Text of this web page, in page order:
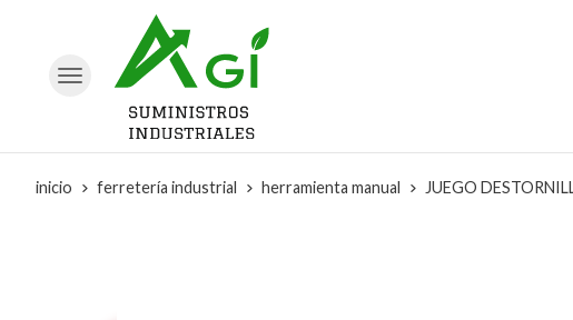
inicio ferretería industrial herramienta manual JUEGO